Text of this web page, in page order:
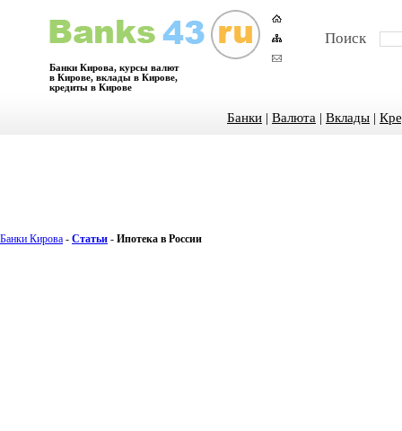
Банки Кирова, курсы валют
в Кирове, вклады в Кирове,
кредиты в Кирове
Поиск
Банки | Валюта | Вклады |
Банки Кирова - Статьи - Ипотека в России